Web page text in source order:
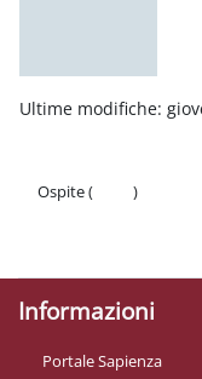
Ultime modifiche:
Ospite (
)
Informazioni
Portale Sapienza